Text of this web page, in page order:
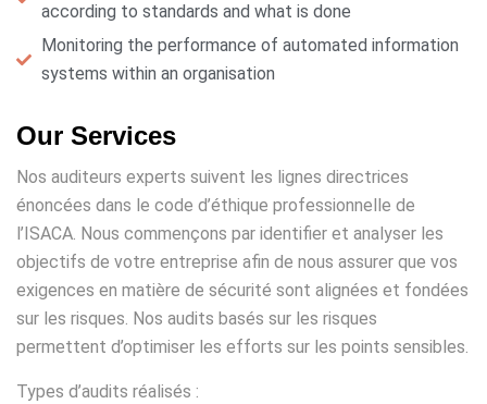
according to standards and what is done
Monitoring the performance of automated information
systems within an organisation
Our Services
Nos auditeurs experts suivent les lignes directrices
énoncées dans le code d’éthique professionnelle de
l’ISACA. Nous commençons par identifier et analyser les
objectifs de votre entreprise afin de nous assurer que vos
exigences en matière de sécurité sont alignées et fondées
sur les risques. Nos audits basés sur les risques
permettent d’optimiser les efforts sur les points sensibles.
Types d’audits réalisés :